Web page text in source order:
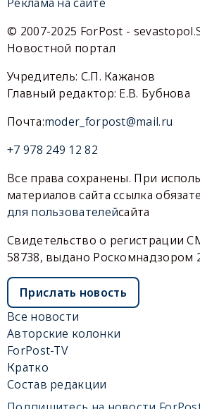
© 2007-2025 ForPost -
Новостной портал
Учредитель: С.П. Кажанов
Главный редактор: Е.В. Бубнова
Почта:moder_forpost@mail.ru
+7 978 249 12 82
Все права сохранены. При
материалов сайта ссылка
для пользователейсайта
Свидетельство о регистрации
58738, выдано Роскомнадзором
Прислать новость
Все новости
Авторские колонки
ForPost-TV
Кратко
Состав редакции